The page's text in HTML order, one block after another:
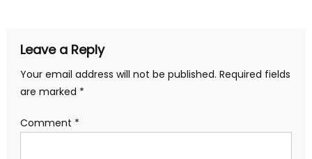
Leave a Reply
Your email address will not be published. Required fields
are marked *
Comment *